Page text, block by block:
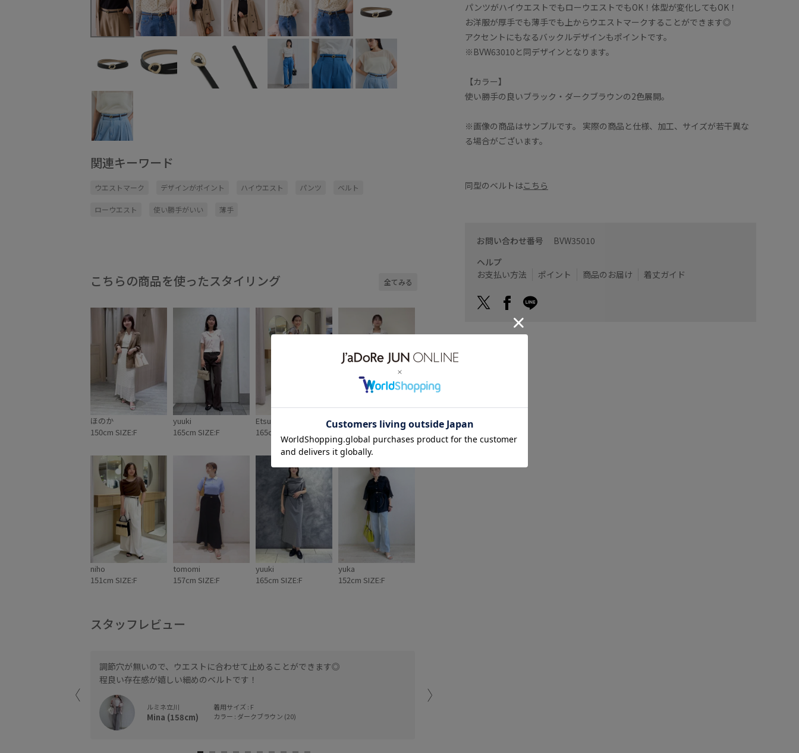
関連キーワード
ウエストマーク デザインがポイント ハイウエスト パンツ ベルト
ローウエスト 使い勝手がいい 薄手
こちらの商品を使ったスタイリング 全てみる
ほのか
150cm SIZE:F
yuuki
165cm SIZE:F
Etsuko
165cm SIZE:F
虹
niho
151cm SIZE:F
tomomi
157cm SIZE:F
yuuki
165cm SIZE:F
yuka
152cm SIZE:F
スタッフレビュー
調節穴が無いので、ウエストに合わせて止めることができます◎
程良い存在感が嬉しい細めのベルトです！
ルミネ立川
Mina (158cm)
着用サイズ : F
カラー : ダークブラウン (20)
パンツがハイウエストでもローウエストでもOK！体型が変化してもOK！
お洋服が厚手でも薄手でも上からウエストマークすることができます◎
アクセントにもなるバックルデザインもポイントです。
※BVW63010と同デザインとなります。
【カラー】
使い勝手の良いブラック・ダークブラウンの2色展開。
※画像の商品はサンプルです。 実際の商品と仕様、加工、サイズが若干異な
る場合がございます。
同型のベルトはこちら
お問い合わせ番号 BVW35010
ヘルプ
お支払い方法
ポイント 商品のお届け 着丈ガイド